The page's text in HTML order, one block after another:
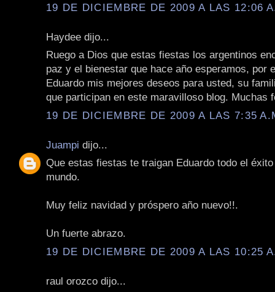
19 DE DICIEMBRE DE 2009 A LAS 12:06
Haydee dijo...
Ruego a Dios que estas fiestas los argentinos
paz y el bienestar que hace año esperamos, por
Eduardo mis mejores deseos para usted, su
que participan en este maravilloso blog. Muchas
19 DE DICIEMBRE DE 2009 A LAS 7:35
Juampi dijo...
Que estas fiestas te traigan Eduardo todo el
mundo.
Muy feliz navidad y próspero año nuevo!!.
Un fuerte abrazo.
19 DE DICIEMBRE DE 2009 A LAS 10:25
raul orozco dijo...